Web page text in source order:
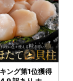
ング第1位獲得